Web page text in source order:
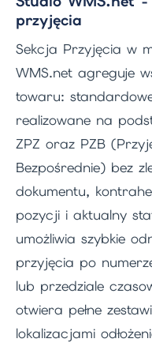
przyjęcia
Sekcja Przyjęcia w
WMS.net agreguje
towaru:
realizowane na
ZPZ oraz PZB
Bezpośrednie) bez
dokumentu,
pozycji i aktualny
umożliwia szybkie
przyjęcia po
lub przedziale
otwiera pełne
lokalizacjami